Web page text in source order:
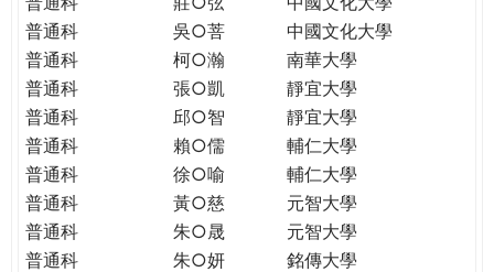
普通科
吳○菩
中國文化大學
普通科
柯○瀚
南華大學
普通科
張○凱
靜宜大學
普通科
邱○智
靜宜大學
普通科
賴○儒
輔仁大學
普通科
徐○喻
輔仁大學
普通科
黃○慈
元智大學
普通科
朱○晟
元智大學
普通科
朱○妍
銘傳大學